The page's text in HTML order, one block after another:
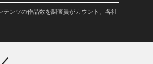
ンツの作品数を調査員がカウント。各社